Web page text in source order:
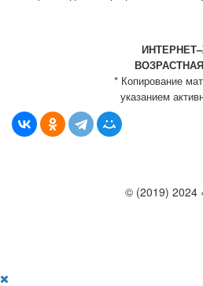
* Копирование
указанием
© (2019) 2024